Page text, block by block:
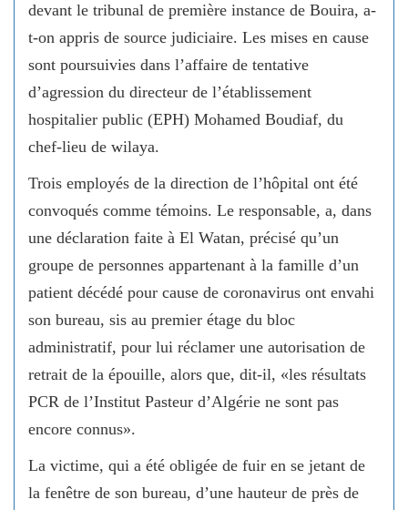
devant le tribunal de première instance de Bouira, a-
t-on appris de source judiciaire. Les mises en cause
sont poursuivies dans l’affaire de tentative
d’agression du directeur de l’établissement
hospitalier public (EPH) Mohamed Boudiaf, du
chef-lieu de wilaya.
Trois employés de la direction de l’hôpital ont été
convoqués comme témoins. Le responsable, a, dans
une déclaration faite à El Watan, précisé qu’un
groupe de personnes appartenant à la famille d’un
patient décédé pour cause de coronavirus ont envahi
son bureau, sis au premier étage du bloc
administratif, pour lui réclamer une autorisation de
retrait de la épouille, alors que, dit-il, «les résultats
PCR de l’Institut Pasteur d’Algérie ne sont pas
encore connus».
La victime, qui a été obligée de fuir en se jetant de
la fenêtre de son bureau, d’une hauteur de près de